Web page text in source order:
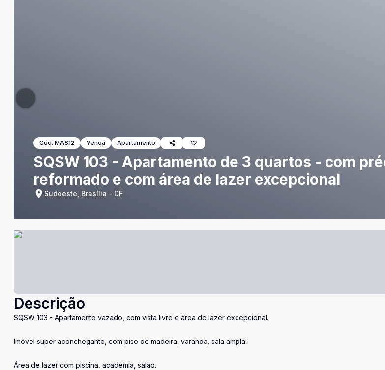
Cód: MA812 Venda Apartamento
SQSW 103 - Apartamento de 3 quartos - com
reformado e com área de lazer excepcional
Sudoeste, Brasília - DF
Descrição
SQSW 103 - Apartamento vazado, com vista livre e área de lazer excepcional.
Imóvel super aconchegante, com piso de madeira, varanda, sala ampla!
Área de lazer com piscina, academia, salão.